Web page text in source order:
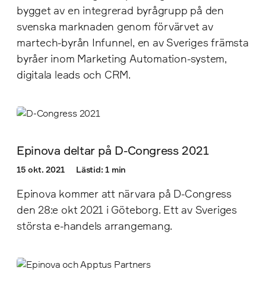
bygget av en integrerad byrågrupp på den
svenska marknaden genom förvärvet av
martech-byrån Infunnel, en av Sveriges främsta
byråer inom Marketing Automation-system,
digitala leads och CRM.
Epinova deltar på D-Congress 2021
15 okt. 2021 Lästid: 1 min
Epinova kommer att närvara på D-Congress
den 28:e okt 2021 i Göteborg. Ett av Sveriges
största e-handels arrangemang.